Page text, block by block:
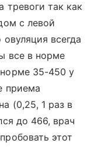
тревоги так как
с левой
всегда
все в норме
35-450 у
приема
(0,25, 1 раз в
до 466, врач
этот